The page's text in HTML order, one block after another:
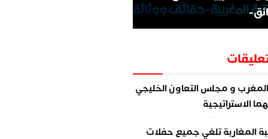
المغرب و مجلس التعاون الخليجي
الاستراتيجية
المغاربة تلغي جميع حفلات